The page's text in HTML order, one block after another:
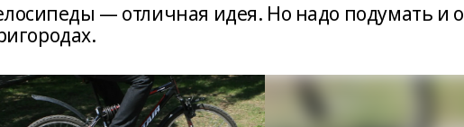
— отличная идея. Но надо подумать и о